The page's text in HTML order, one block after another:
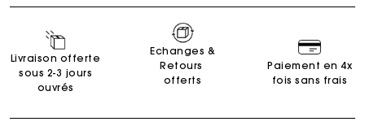
Livraison offerte
sous 2-3 jours
ouvrés
Echanges &
Retours
offerts
Paiement en 4x
fois sans frais